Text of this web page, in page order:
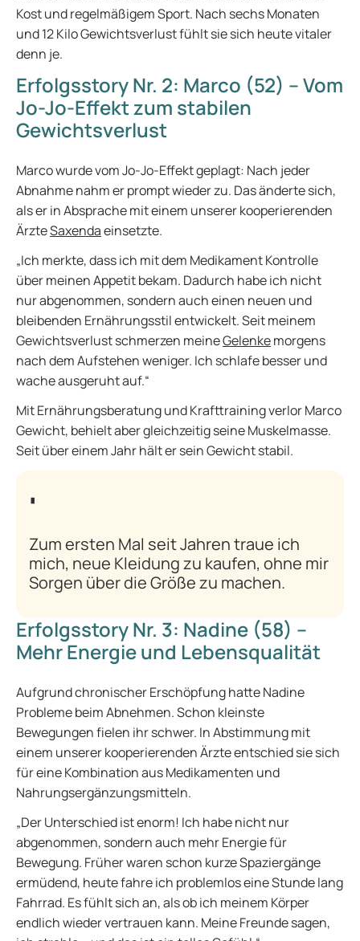
Kost und regelmäßigem Sport. Nach sechs Monaten
und 12 Kilo Gewichtsverlust fühlt sie sich heute vitaler
denn je.
Erfolgsstory Nr. 2: Marco (52) – Vom
Jo-Jo-Effekt zum stabilen
Gewichtsverlust
Marco wurde vom Jo-Jo-Effekt geplagt: Nach jeder
Abnahme nahm er prompt wieder zu. Das änderte sich,
als er in Absprache mit einem unserer kooperierenden
ÄrzteSaxendaeinsetzte.
„Ich merkte, dass ich mit dem Medikament Kontrolle
über meinen Appetit bekam. Dadurch habe ich nicht
nur abgenommen, sondern auch einen neuen und
bleibenden Ernährungsstil entwickelt. Seit meinem
Gewichtsverlust schmerzen meineGelenkemorgens
nach dem Aufstehen weniger. Ich schlafe besser und
wache ausgeruht auf.“
Mit Ernährungsberatung und Krafttraining verlor Marco
Gewicht, behielt aber gleichzeitig seine Muskelmasse.
Seit über einem Jahr hält er sein Gewicht stabil.
Zum ersten Mal seit Jahren traue ich
mich, neue Kleidung zu kaufen, ohne mir
Sorgen über die Größe zu machen.
Erfolgsstory Nr. 3: Nadine (58) –
Mehr Energie und Lebensqualität
Aufgrund chronischer Erschöpfung hatte Nadine
Probleme beim Abnehmen. Schon kleinste
Bewegungen fielen ihr schwer. In Abstimmung mit
einem unserer kooperierenden Ärzte entschied sie sich
für eine Kombination aus Medikamenten und
Nahrungsergänzungsmitteln.
„Der Unterschied ist enorm! Ich habe nicht nur
abgenommen, sondern auch mehr Energie für
Bewegung. Früher waren schon kurze Spaziergänge
ermüdend, heute fahre ich problemlos eine Stunde lang
Fahrrad. Es fühlt sich an, als ob ich meinem Körper
endlich wieder vertrauen kann. Meine Freunde sagen,